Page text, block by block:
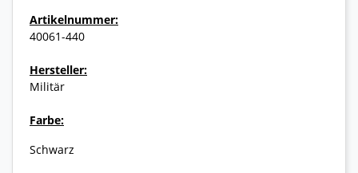
Artikelnummer:
40061-440
Hersteller:
Militär
Farbe:
Schwarz